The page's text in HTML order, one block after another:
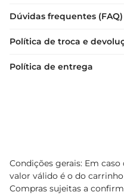
Dúvidas frequentes (FAQ)
Política de troca e
Política de entrega
Condições gerais: Em
valor válido é o do
Compras sujeitas a